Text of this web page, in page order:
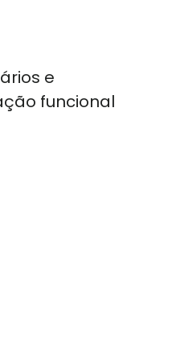
e
funcional